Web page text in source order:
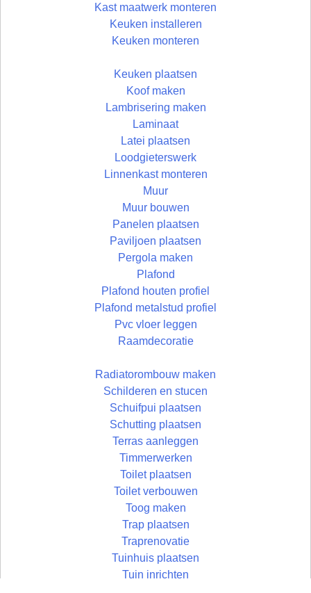
Kast maatwerk monteren
Keuken installeren
Keuken monteren
Keuken plaatsen
Koof maken
Lambrisering maken
Laminaat
Latei plaatsen
Loodgieterswerk
Linnenkast monteren
Muur
Muur bouwen
Panelen plaatsen
Paviljoen plaatsen
Pergola maken
Plafond
Plafond houten profiel
Plafond metalstud profiel
Pvc vloer leggen
Raamdecoratie
Radiatorombouw maken
Schilderen en stucen
Schuifpui plaatsen
Schutting plaatsen
Terras aanleggen
Timmerwerken
Toilet plaatsen
Toilet verbouwen
Toog maken
Trap plaatsen
Traprenovatie
Tuinhuis plaatsen
Tuin inrichten